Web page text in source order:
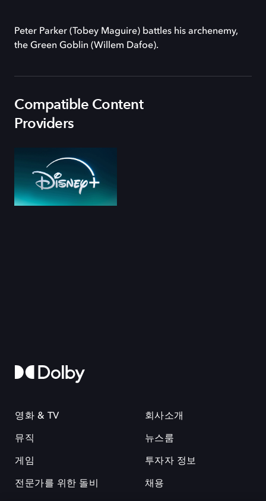
Peter Parker (Tobey Maguire) battles his archenemy,
the Green Goblin (Willem Dafoe).
Compatible Content
Providers
영화 & TV
뮤직
게임
전문가를 위한 돌비
회사소개
뉴스룸
투자자 정보
채용